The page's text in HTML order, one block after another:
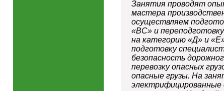
Занятия проводят
мастера
осуществляем
«ВС» и
на категорию «Д» и
подготовку
безопасность
перевозку опасных
опасные грузы. На
электрифицированные